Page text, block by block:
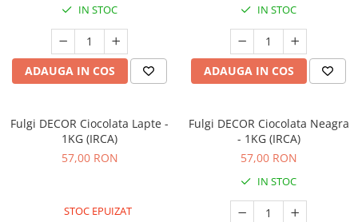
IN STOC
ADAUGA IN COS
IN STOC
ADAUGA IN COS
Fulgi DECOR Ciocolata Lapte -
1KG (IRCA)
57,00 RON
STOC EPUIZAT
Fulgi DECOR Ciocolata Neagra
- 1KG (IRCA)
57,00 RON
IN STOC